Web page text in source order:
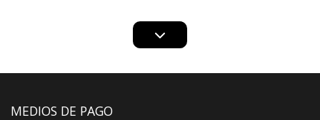
MEDIOS DE PAGO